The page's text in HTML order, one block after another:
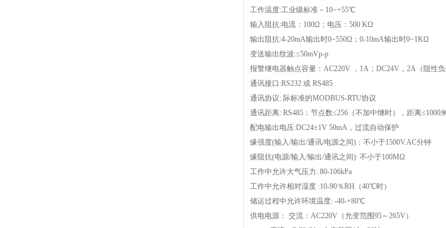
工作温度:工业级标准－10~+55℃
输入阻抗:电流：100Ω；电压：500 KΩ
输出阻抗:4-20mA输出时0~550Ω；0-10mA输出时0~1KΩ
变送输出纹波:≤50mVp-p
报警继电器触点容量：AC220V ，1A；DC24V，2A（阻性负
通讯接口:RS232 或 RS485
通讯协议: 际标准的MODBUS-RTU协议
通讯距离: RS485：节点数≤256（不加中继时），距离≤1000
配电输出电压:DC24±1V 50mA，过流自动保护
缘强度(输入/输出/通讯/电源之间)：不小于1500V.AC分钟
缘阻抗(电源/输入/输出/通讯之间): 不小于100MΩ
工作中允许大气压力: 80-106kPa
工作中允许相对湿度 :10-90％RH（40℃时）
储运过程中允许环境温度: -40-+80℃
供电电源： 交流 ： AC220V（允变范围95～265V）